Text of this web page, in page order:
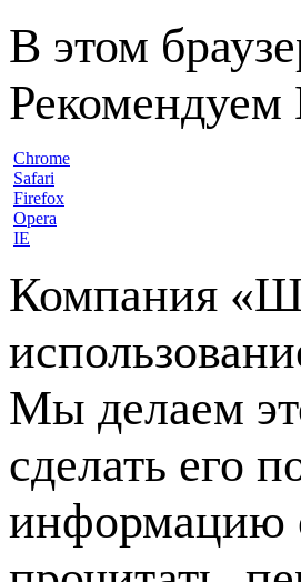
В этом
Рекомендуем
Chrome
Safari
Firefox
Opera
IE
Компания
Мы делаем
сделать его
информацию